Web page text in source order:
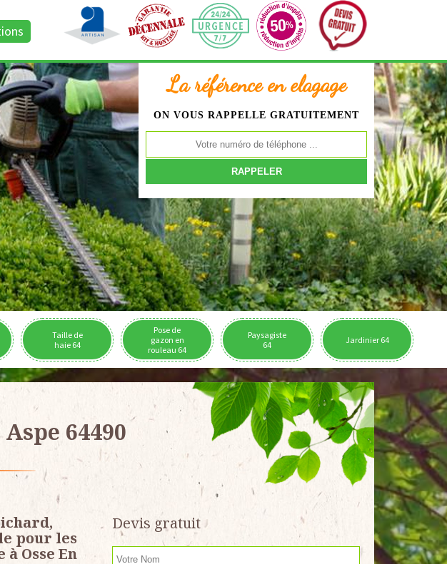
La référence en elagage
ON VOUS RAPPELLE GRATUITEMENT
Taille de
haie 64
Pose de
gazon en
rouleau 64
Paysagiste
64
Jardinier 64
64490
pour les
Osse En
Devis gratuit